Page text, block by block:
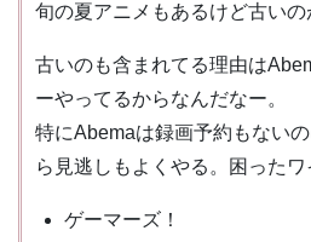
旬の夏アニメもあるけど古いの
古いのも含まれてる理由は
ーやってるからなんだなー。
特にAbemaは録画予約もない
ら見逃しもよくやる。困ったワ
ゲーマーズ！